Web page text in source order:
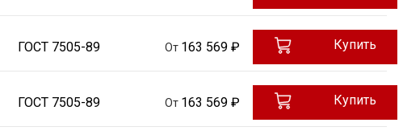
ГОСТ 7505-89 От 163 569 ₽ Купить
ГОСТ 7505-89 От 163 569 ₽ Купить